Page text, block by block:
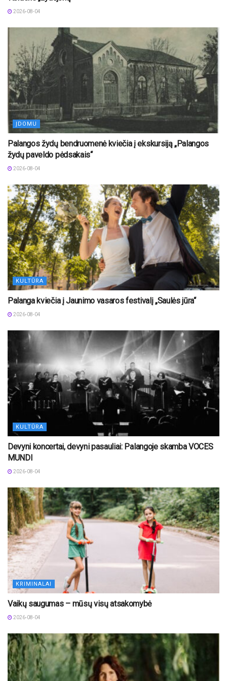
2026-08-04
ĮDOMU
Palangos žydų bendruomenė kviečia į ekskursiją „Palangos
žydų paveldo pėdsakais“
2026-08-04
KULTŪRA
Palanga kviečia į Jaunimo vasaros festivalį „Saulės jūra“
2026-08-04
KULTŪRA
Devyni koncertai, devyni pasauliai: Palangoje skamba VOCES
MUNDI
2026-08-04
KRIMINALAI
Vaikų saugumas – mūsų visų atsakomybė
2026-08-04